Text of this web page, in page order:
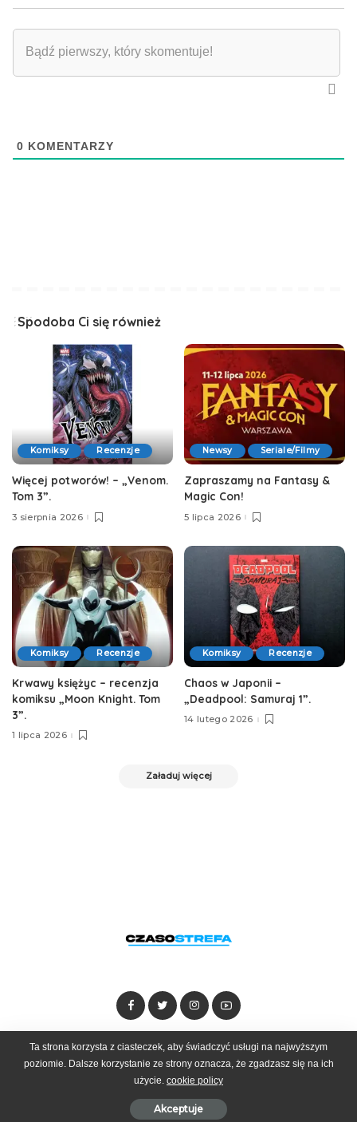
0 KOMENTARZY
Spodoba Ci się również
Komiksy Recenzje
Więcej potworów! – „Venom.
Tom 3”.
3 sierpnia 2026
Newsy Seriale/Filmy
Zapraszamy na Fantasy &
Magic Con!
5 lipca 2026
Komiksy Recenzje
Krwawy księżyc – recenzja
komiksu „Moon Knight. Tom
3”.
1 lipca 2026
Komiksy Recenzje
Chaos w Japonii –
„Deadpool: Samuraj 1”.
14 lutego 2026
Załaduj więcej
Dołącz do zespołu Kontakt Reklama
© 2025 Czasostrefa by Goobrand
Ta strona korzysta z ciasteczek, aby świadczyć usługi na najwyższym
poziomie. Dalsze korzystanie ze strony oznacza, że zgadzasz się na ich
użycie. cookie policy
Akceptuje